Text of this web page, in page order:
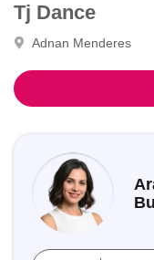
Tj Dance
Adnan Menderes